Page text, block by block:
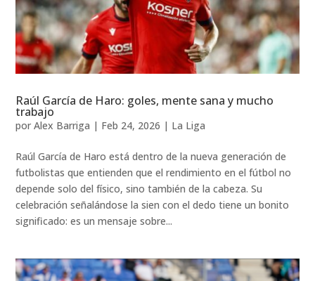
Raúl García de Haro: goles, mente sana y mucho
trabajo
porAlex Barriga | Feb 24, 2026 | La Liga
Raúl García de Haro está dentro de la nueva generación de
futbolistas que entienden que el rendimiento en el fútbol no
depende solo del físico, sino también de la cabeza. Su
celebración señalándose la sien con el dedo tiene un bonito
significado: es un mensaje sobre...